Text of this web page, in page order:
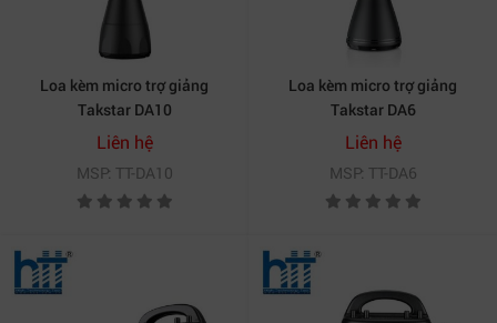
Loa kèm micro trợ giảng
Takstar DA10
Liên hệ
MSP: TT-DA10
Loa kèm micro trợ giảng
Takstar DA6
Liên hệ
MSP: TT-DA6